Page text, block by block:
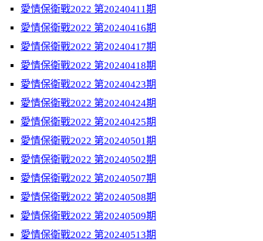
愛情保衛戰2022 第20240411期
愛情保衛戰2022 第20240416期
愛情保衛戰2022 第20240417期
愛情保衛戰2022 第20240418期
愛情保衛戰2022 第20240423期
愛情保衛戰2022 第20240424期
愛情保衛戰2022 第20240425期
愛情保衛戰2022 第20240501期
愛情保衛戰2022 第20240502期
愛情保衛戰2022 第20240507期
愛情保衛戰2022 第20240508期
愛情保衛戰2022 第20240509期
愛情保衛戰2022 第20240513期